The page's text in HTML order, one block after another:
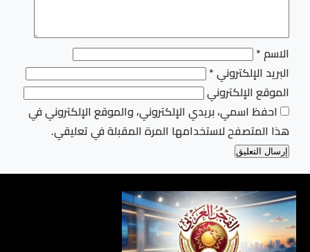
الاسم*
البريد الإلكتروني*
الموقع الإلكتروني
احفظ اسمي، بريدي الإلكتروني، والموقع الإلكتروني في
هذا المتصفح لاستخدامها المرة المقبلة في تعليقي.